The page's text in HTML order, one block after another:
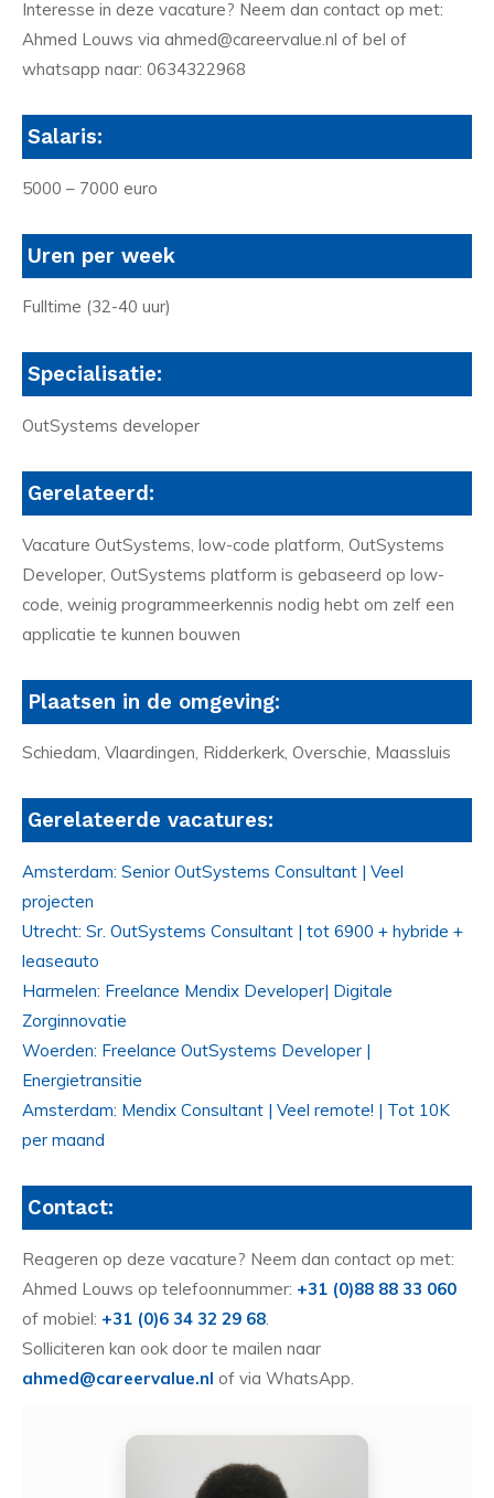
Interesse in deze vacature? Neem dan contact op met:
Ahmed Louws via ahmed@careervalue.nl of bel of
whatsapp naar: 0634322968
Salaris:
5000 – 7000 euro
Uren per week
Fulltime (32-40 uur)
Specialisatie:
OutSystems developer
Gerelateerd:
Vacature OutSystems, low-code platform, OutSystems
Developer, OutSystems platform is gebaseerd op low-
code, weinig programmeerkennis nodig hebt om zelf een
applicatie te kunnen bouwen
Plaatsen in de omgeving:
Schiedam, Vlaardingen, Ridderkerk, Overschie, Maassluis
Gerelateerde vacatures:
Amsterdam: Senior OutSystems Consultant | Veel
projecten
Utrecht: Sr. OutSystems Consultant | tot 6900 + hybride +
leaseauto
Harmelen: Freelance Mendix Developer| Digitale
Zorginnovatie
Woerden: Freelance OutSystems Developer |
Energietransitie
Amsterdam: Mendix Consultant | Veel remote! | Tot 10K
per maand
Contact:
Reageren op deze vacature? Neem dan contact op met:
Ahmed Louws op telefoonnummer: +31 (0)88 88 33 060
of mobiel: +31 (0)6 34 32 29 68
Solliciteren kan ook door te mailen naar
ahmed@careervalue.nl of via WhatsApp.